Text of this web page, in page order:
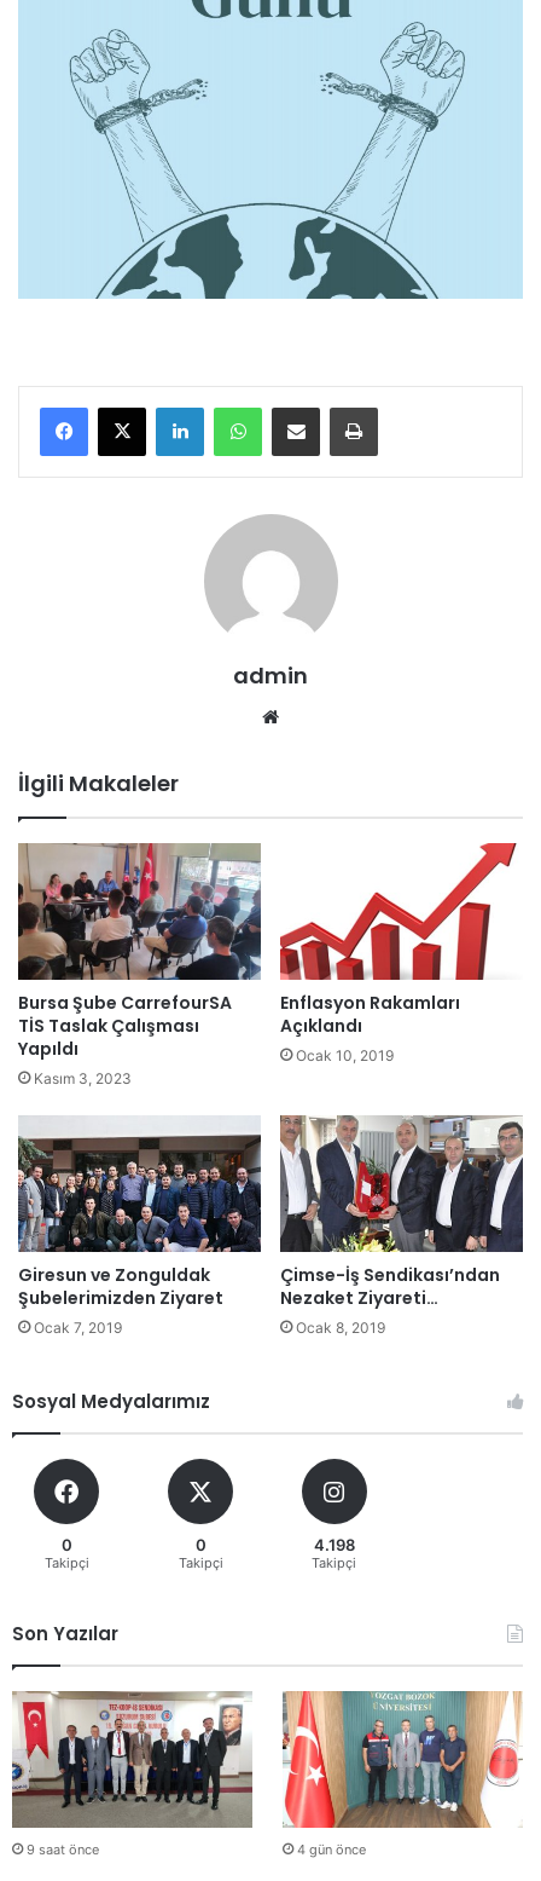
admin
İlgili Makaleler
Bursa Şube CarrefourSA
TİS Taslak Çalışması
Yapıldı
Kasım 3, 2023
Enflasyon Rakamları
Açıklandı
Ocak 10, 2019
Giresun ve Zonguldak
Şubelerimizden Ziyaret
Ocak 7, 2019
Çimse-İş Sendikası’ndan
Nezaket Ziyareti…
Ocak 8, 2019
Sosyal Medyalarımız
0
Takipçi
0
Takipçi
4.198
Takipçi
Son Yazılar
9 saat önce 4 gün önce